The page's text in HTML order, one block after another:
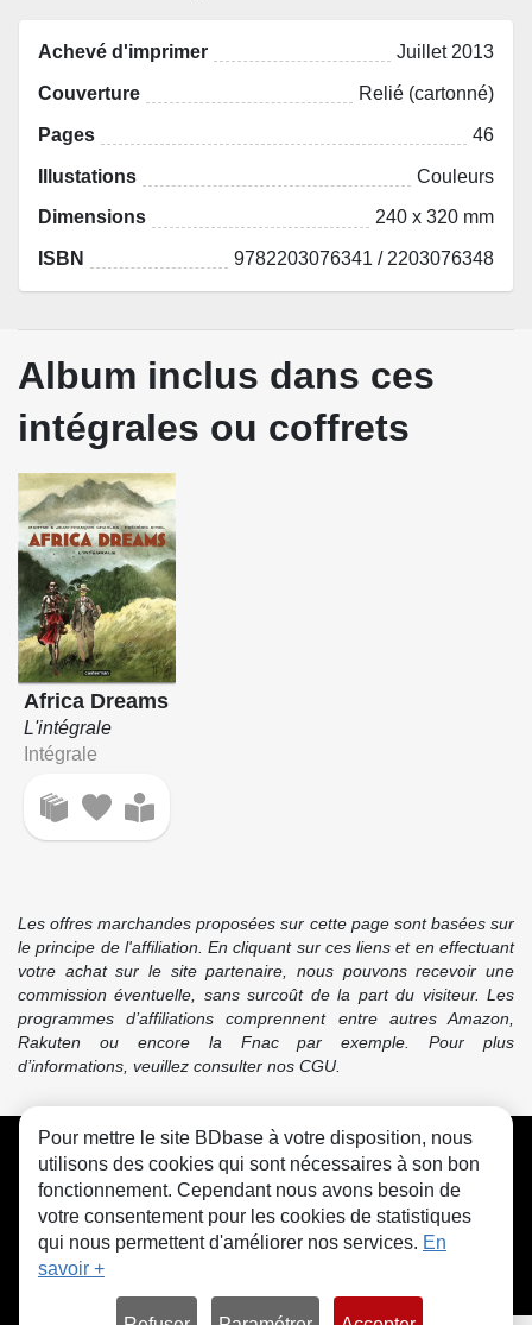
Achevé d'imprimer Juillet 2013
Couverture Relié (cartonné)
Pages 46
Illustations Couleurs
Dimensions 240 x 320 mm
ISBN 9782203076341 / 2203076348
Album inclus dans ces
intégrales ou coffrets
Africa Dreams
L'intégrale
Intégrale
Les offres marchandes proposées sur cette page sont basées sur
le principe de l'affiliation. En cliquant sur ces liens et en effectuant
votre achat sur le site partenaire, nous pouvons recevoir une
commission éventuelle, sans surcoût de la part du visiteur. Les
programmes d’affiliations comprennent entre autres Amazon,
Rakuten ou encore la Fnac par exemple. Pour plus
d’informations, veuillez consulter nos CGU.
CGU FAQ Contact Cookies
Pour mettre le site BDbase à votre disposition, nous
utilisons des cookies qui sont nécessaires à son bon
fonctionnement. Cependant nous avons besoin de
votre consentement pour les cookies de statistiques
qui nous permettent d'améliorer nos services. En
savoir +